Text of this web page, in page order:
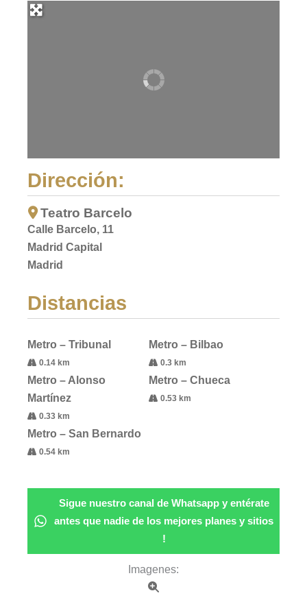
Dirección:
Teatro Barcelo
Calle Barcelo, 11
Madrid Capital
Madrid
Distancias
Metro – Tribunal
0.14 km
Metro – Bilbao
0.3 km
Metro – Alonso
Martínez
0.33 km
Metro – Chueca
0.53 km
Metro – San Bernardo
0.54 km
Sigue nuestro canal de Whatsapp y entérate
antes que nadie de los mejores planes y sitios
!
Imagenes: